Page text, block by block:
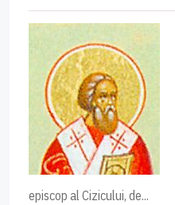
episcop al Cizicului, de...